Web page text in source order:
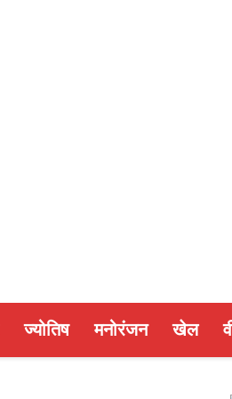
ज्योतिष मनोरंजन खेल